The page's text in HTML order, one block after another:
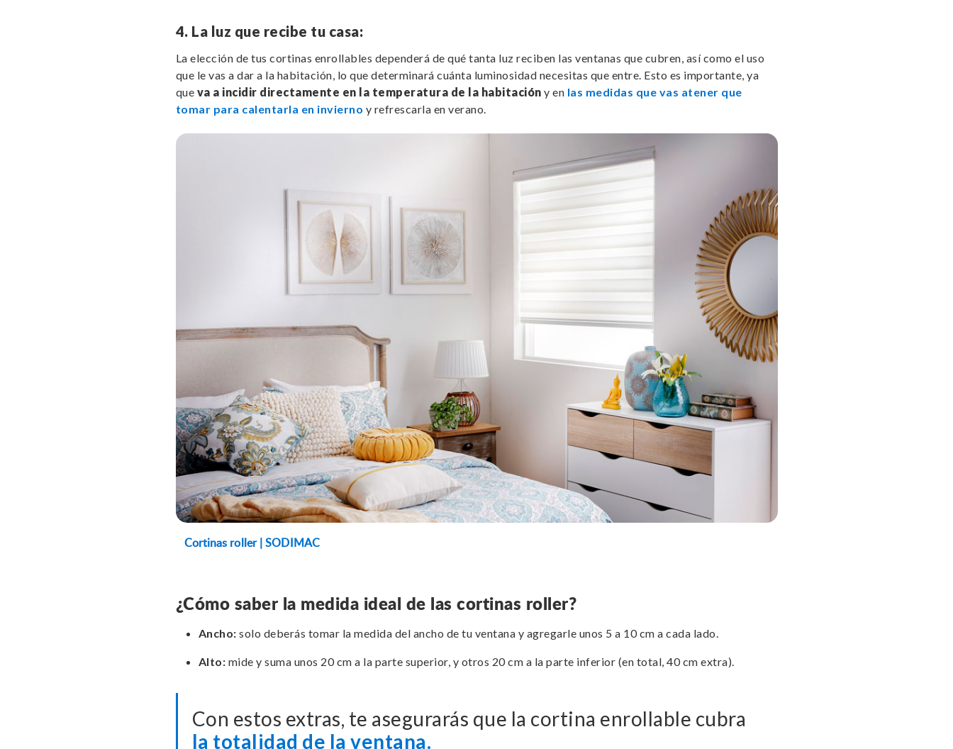
4. La luz que recibe tu casa:
La elección de tus cortinas enrollables dependerá de qué tanta luz reciben las ventanas que cubren, así como el uso
que le vas a dar a la habitación, lo que determinará cuánta luminosidad necesitas que entre. Esto es importante, ya
que va a incidir directamente en la temperatura de la habitación y en las medidas que vas atener que
tomar para calentarla en invierno y refrescarla en verano.
Cortinas roller | SODIMAC
¿Cómo saber la medida ideal de las cortinas roller?
Ancho: solo deberás tomar la medida del ancho de tu ventana y agregarle unos 5 a 10 cm a cada lado.
Alto: mide y suma unos 20 cm a la parte superior, y otros 20 cm a la parte inferior (en total, 40 cm extra).
Con estos extras, te asegurarás que la cortina enrollable cubra
la totalidad de la ventana.